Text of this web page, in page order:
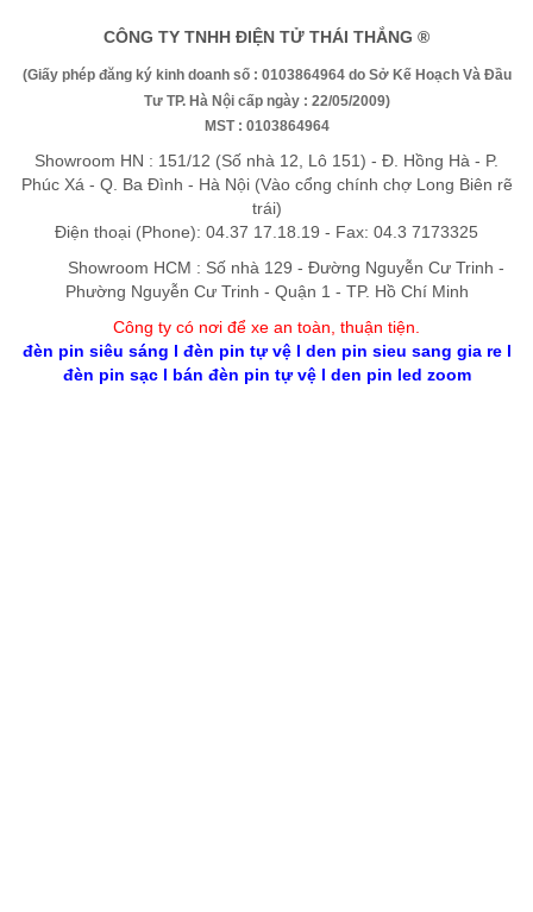
CÔNG TY TNHH ĐIỆN TỬ THÁI THẮNG ®
(Giấy phép đăng ký kinh doanh số : 0103864964 do Sở Kế Hoạch Và Đầu
Tư TP. Hà Nội cấp ngày : 22/05/2009)
MST : 0103864964
Showroom HN : 151/12 (Số nhà 12, Lô 151) - Đ. Hồng Hà - P.
Phúc Xá - Q. Ba Đình - Hà Nội (Vào cổng chính chợ Long Biên rẽ
trái)
Điện thoại (Phone): 04.37 17.18.19 - Fax: 04.3 7173325
Showroom HCM : Số nhà 129 - Đường Nguyễn Cư Trinh -
Phường Nguyễn Cư Trinh - Quận 1 - TP. Hồ Chí Minh
Công ty có nơi để xe an toàn, thuận tiện
đèn pin siêu sáng l đèn pin tự vệl den pin sieu sang gia rel
đèn pin sạcl bán đèn pin tự vệl den pin led zoom